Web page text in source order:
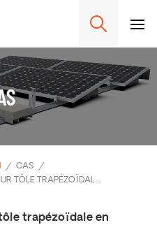
/ CAS
/
MINI RAIL 15KW 26MM POUR TÔLE TRAPÉZOÏDALE EN SLOVÉNIE
trapézoïdale en